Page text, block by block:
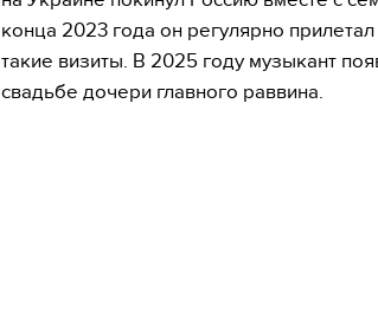
конца 2023 года он регулярно
такие визиты. В 2025 году музыкант
свадьбе дочери главного раввина.